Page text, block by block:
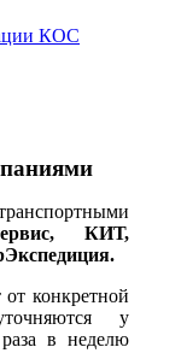
КОС
КИТ,
конкретной
у
в неделю